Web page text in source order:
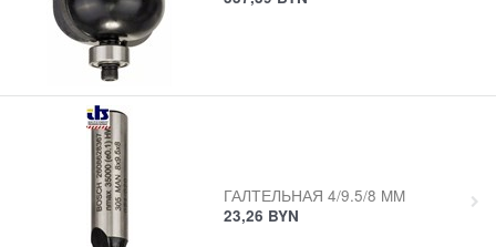
ГАЛТЕЛЬНАЯ 4/9.5/8 MM
23,26 BYN